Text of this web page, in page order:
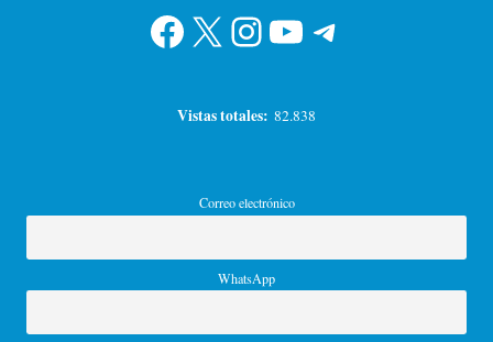
Facebook
X Instagram
YouTube
Telegram
Vistas totales: 82.838
Correo electrónico
WhatsApp